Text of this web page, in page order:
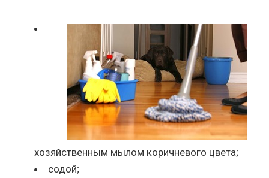
хозяйственным мылом коричневого цвета;
содой;